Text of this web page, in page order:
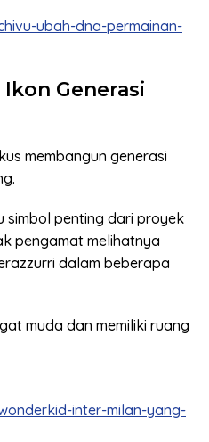
ubah-dna-permainan-
Generasi
membangun generasi
simbol penting dari proyek
pengamat melihatnya
dalam beberapa
muda dan memiliki ruang
inter-milan-yang-